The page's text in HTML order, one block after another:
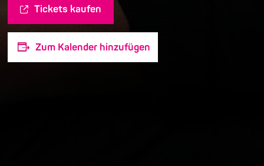
Tickets kaufen
Zum Kalender hinzufügen